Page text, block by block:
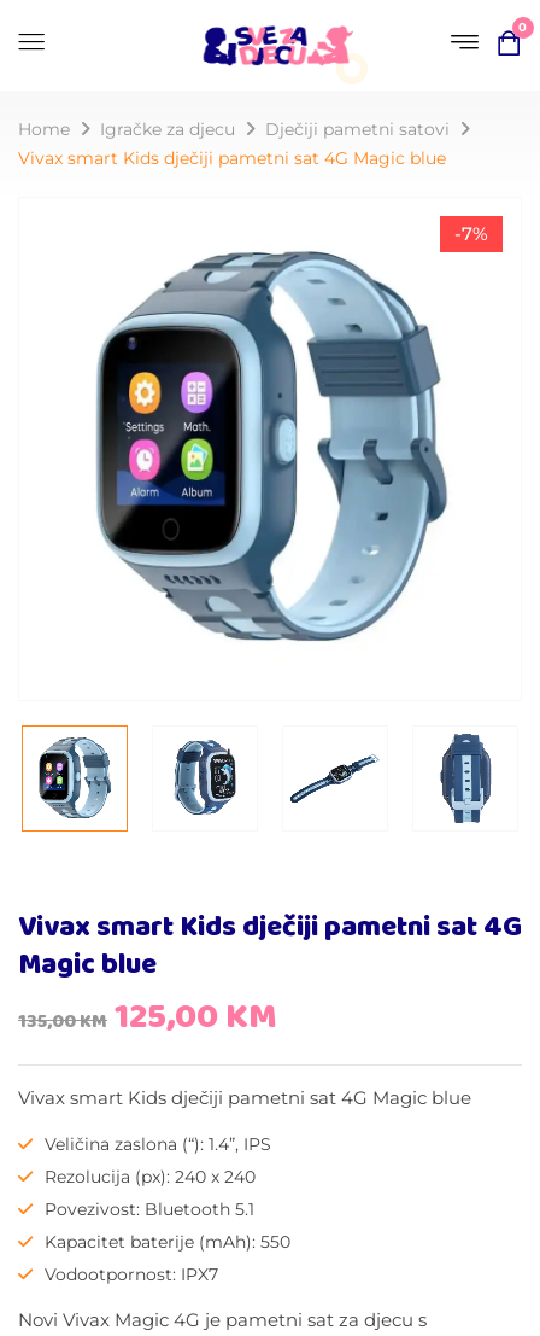
0
Home Igračke za djecu
Dječiji pametni satovi
Vivax smart Kids dječiji pametni sat 4G Magic blue
-7%
Vivax smart Kids dječiji pametni sat 4G
Magic blue
135,00KM 125,00KM
Vivax smart Kids dječiji pametni sat 4G Magic blue
Veličina zaslona (“): 1.4”, IPS
Rezolucija (px): 240 x 240
Povezivost: Bluetooth 5.1
Kapacitet baterije (mAh): 550
Vodootpornost: IPX7
Novi Vivax Magic 4G je pametni sat za djecu s